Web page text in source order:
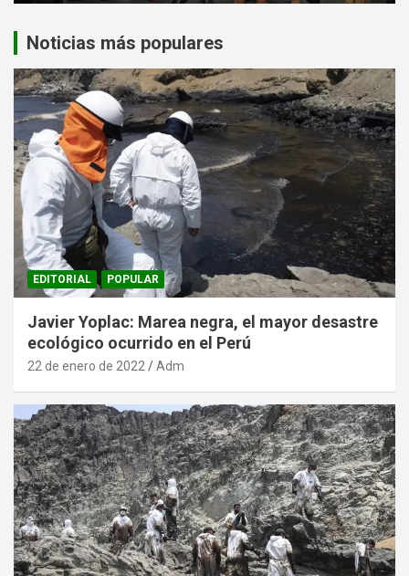
Noticias más populares
EDITORIAL POPULAR
Javier Yoplac: Marea negra, el mayor desastre
ecológico ocurrido en el Perú
22 de enero de 2022 Adm